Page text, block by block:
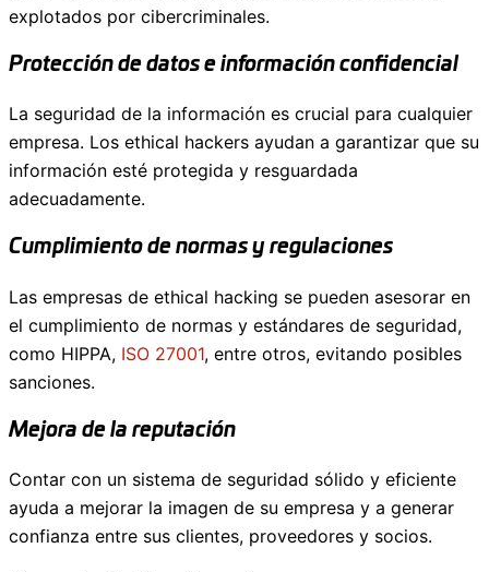
explotados por cibercriminales.
Protección de datos e información confidencial
La seguridad de la información es crucial para cualquier
empresa. Los ethical hackers ayudan a garantizar que su
información esté protegida y resguardada
adecuadamente.
Cumplimiento de normas y regulaciones
Las empresas de ethical hacking se pueden asesorar en
el cumplimiento de normas y estándares de seguridad,
como HIPPA, ISO 27001, entre otros, evitando posibles
sanciones.
Mejora de la reputación
Contar con un sistema de seguridad sólido y eficiente
ayuda a mejorar la imagen de su empresa y a generar
confianza entre sus clientes, proveedores y socios.